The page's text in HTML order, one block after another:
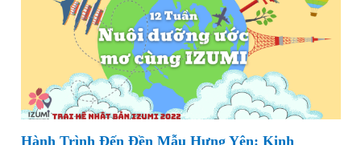
Hành Trình Đến Đền Mẫu Hưng Yên: Kinh